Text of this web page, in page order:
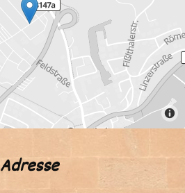
Adresse